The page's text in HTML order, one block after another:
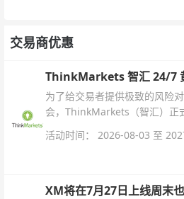
交易商优惠
ThinkMarkets 智汇 24/7
为了给交易者提供极致的风险
会，ThinkMarkets（智汇）正
杆配置、支持软件及交易细则。
活动时间： 2026-08-03 至
XM将在7月27日上线周末